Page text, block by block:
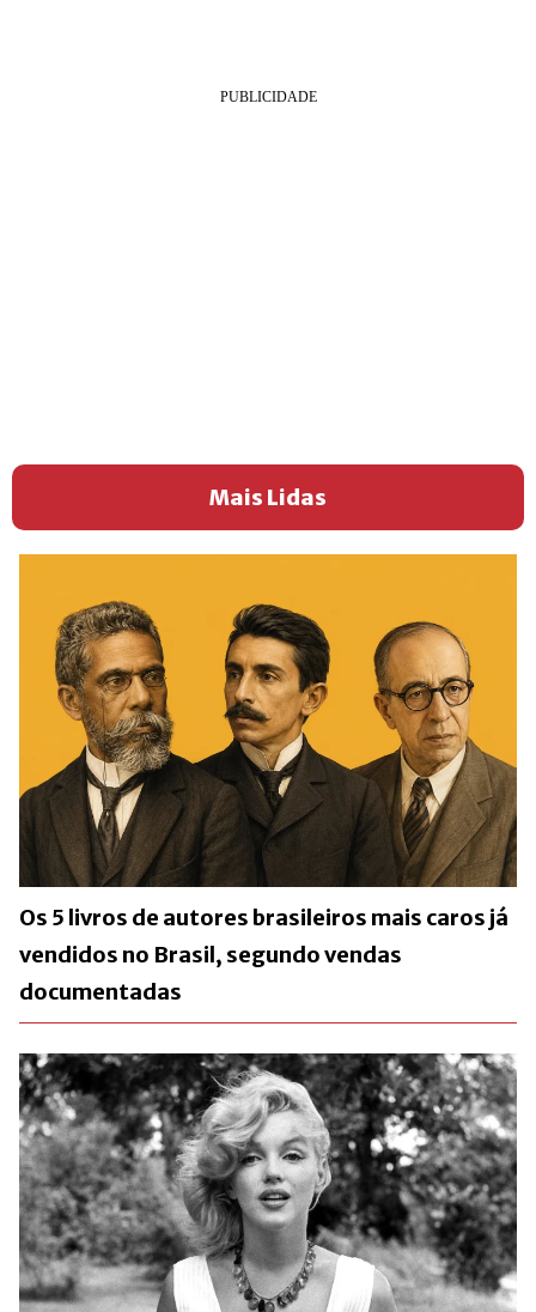
Mais Lidas
Os 5 livros de autores brasileiros mais caros já
vendidos no Brasil, segundo vendas
documentadas